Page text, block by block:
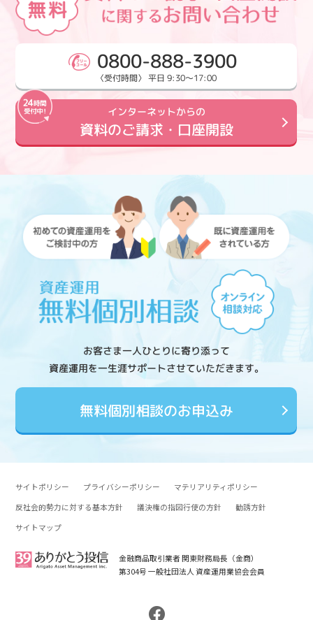
0800-888-3900
〈受付時間〉 平日 9:30～17:00
インターネットからの
資料のご請求・口座開設
お客さま一人ひとりに寄り添って
資産運用を一生涯サポートさせていただきます。
無料個別相談のお申込み
サイトポリシー プライバシーポリシー
マテリアリティポリシー
反社会的勢力に対する基本方針
議決権の指図行使の方針
勧誘方針
サイトマップ
金融商品取引業者 関東財務局長（金商）
第304号 一般社団法人 資産運用業協会会員